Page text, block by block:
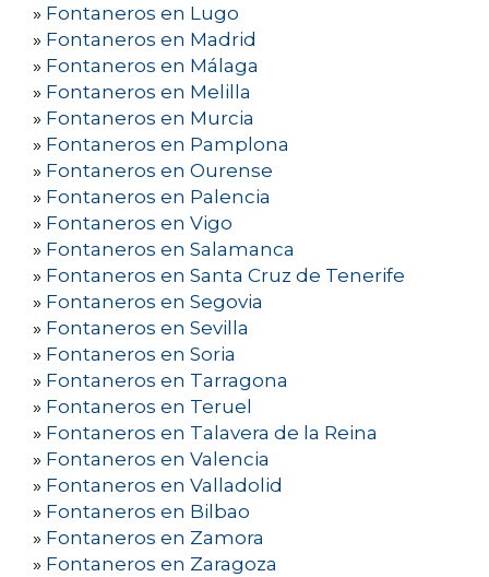
» Fontaneros en Lugo
» Fontaneros en Madrid
» Fontaneros en Málaga
» Fontaneros en Melilla
» Fontaneros en Murcia
» Fontaneros en Pamplona
» Fontaneros en Ourense
» Fontaneros en Palencia
» Fontaneros en Vigo
» Fontaneros en Salamanca
» Fontaneros en Santa Cruz de Tenerife
» Fontaneros en Segovia
» Fontaneros en Sevilla
» Fontaneros en Soria
» Fontaneros en Tarragona
» Fontaneros en Teruel
» Fontaneros en Talavera de la Reina
» Fontaneros en Valencia
» Fontaneros en Valladolid
» Fontaneros en Bilbao
» Fontaneros en Zamora
» Fontaneros en Zaragoza